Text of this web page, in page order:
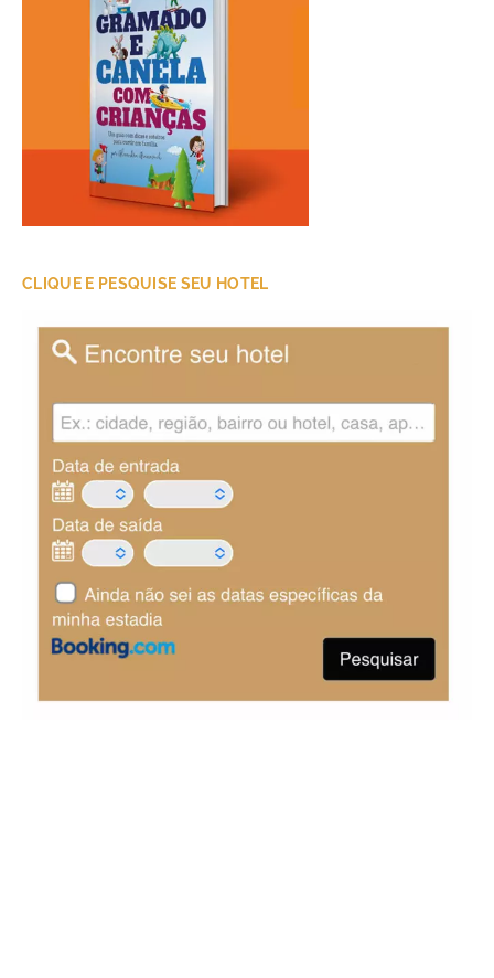
CLIQUE E PESQUISE SEU HOTEL